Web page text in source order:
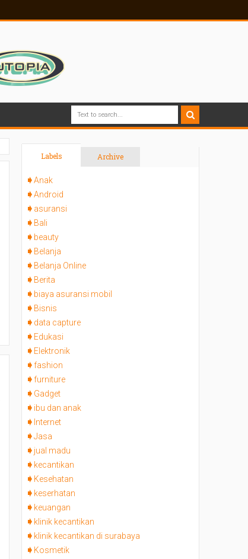
Labels Archive
Anak
Android
asuransi
Bali
beauty
Belanja
Belanja Online
Berita
biaya asuransi mobil
Bisnis
data capture
Edukasi
Elektronik
fashion
furniture
Gadget
ibu dan anak
Internet
Jasa
jual madu
kecantikan
Kesehatan
keserhatan
keuangan
klinik kecantikan
klinik kecantikan di surabaya
Kosmetik